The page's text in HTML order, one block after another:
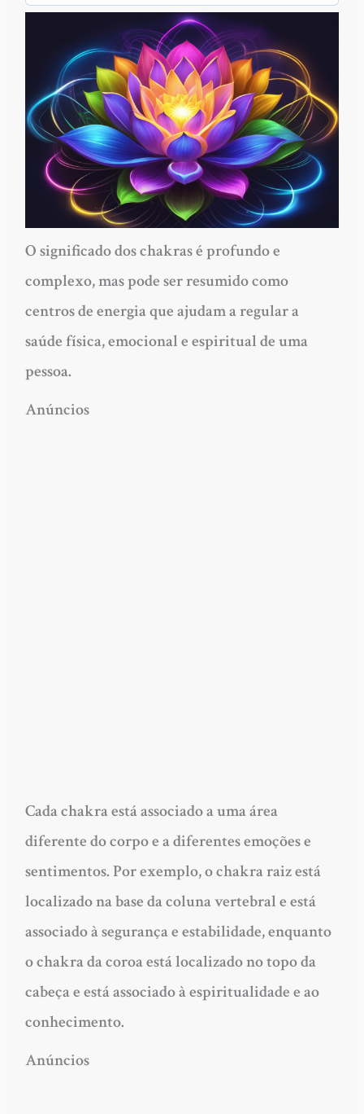
O significado dos chakras é profundo e
complexo, mas pode ser resumido como
centros de energia que ajudam a regular a
saúde física, emocional e espiritual de uma
pessoa.
Anúncios
Cada chakra está associado a uma área
diferente do corpo e a diferentes emoções e
sentimentos. Por exemplo, o chakra raiz está
localizado na base da coluna vertebral e está
associado à segurança e estabilidade, enquanto
o chakra da coroa está localizado no topo da
cabeça e está associado à espiritualidade e ao
conhecimento.
Anúncios